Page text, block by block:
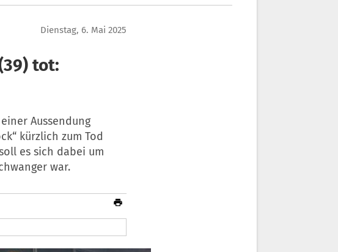
Dienstag, 6. Mai 2025
tot:
Aussendung
kürzlich zum Tod
es sich dabei um
war.